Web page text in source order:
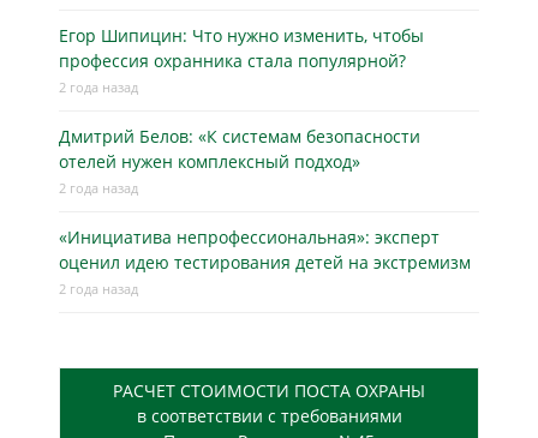
Егор Шипицин: Что нужно изменить, чтобы
профессия охранника стала популярной?
2 года назад
Дмитрий Белов: «К системам безопасности
отелей нужен комплексный подход»
2 года назад
«Инициатива непрофессиональная»: эксперт
оценил идею тестирования детей на экстремизм
2 года назад
РАСЧЕТ СТОИМОСТИ ПОСТА ОХРАНЫ
в соответствии с требованиями